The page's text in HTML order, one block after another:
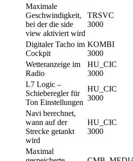
Maximale
Geschwindigkeit,
bei der die side
view aktiviert wird
TRSVC
3000
Digitaler Tacho im
Cockpit
KOMBI
3000
Wetteranzeige im
Radio
HU_CIC
3000
L7 Logic –
Schieberegler für
Ton Einstellungen
HU_CIC
3000
Navi berechnet,
wann auf der
Strecke getankt
wird
HU_CIC
3000
Maximal